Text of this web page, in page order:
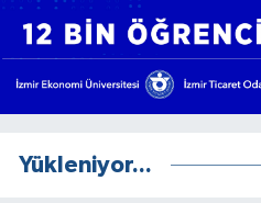
Yükleniyor...